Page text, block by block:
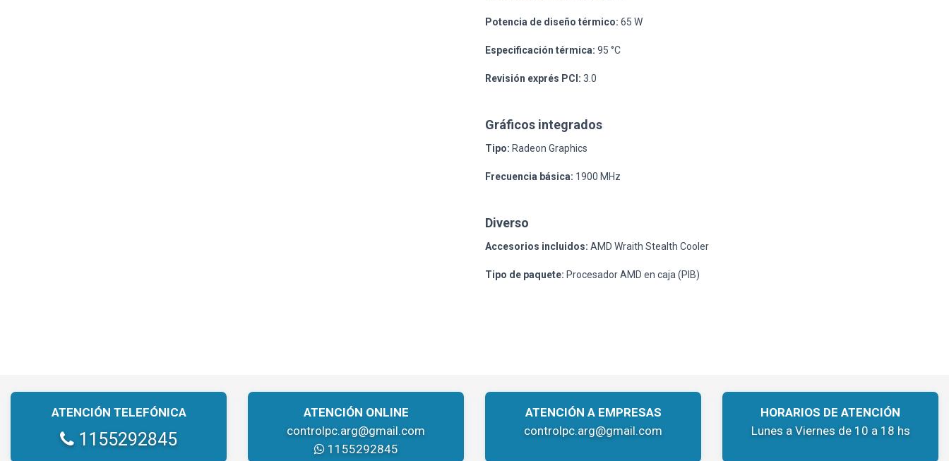
Potencia de diseño térmico: 65 W
Especificación térmica: 95 °C
Revisión exprés PCI: 3.0
Gráficos integrados
Tipo: Radeon Graphics
Frecuencia básica: 1900 MHz
Diverso
Accesorios incluidos: AMD Wraith Stealth Cooler
Tipo de paquete: Procesador AMD en caja (PIB)
ATENCIÓN TELEFÓNICA
1155292845
ATENCIÓN ONLINE
controlpc.arg@gmail.com
1155292845
ATENCIÓN A EMPRESAS
controlpc.arg@gmail.com
HORARIOS DE ATENCIÓN
Lunes a Viernes de 10 a 18 hs